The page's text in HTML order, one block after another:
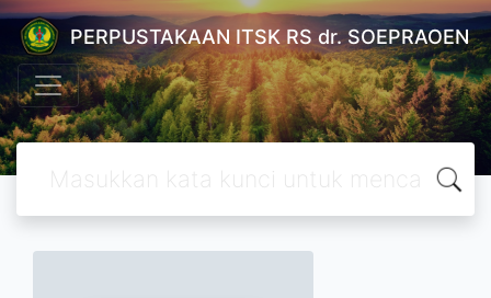
PERPUSTAKAAN ITSK RS dr. SOEPRAOEN